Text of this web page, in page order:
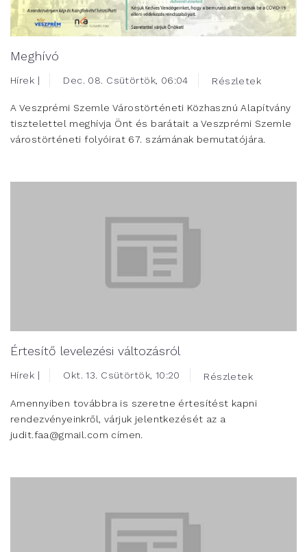
Meghívó
Hírek | Dec. 08. Csütörtök, 06:04 Részletek
A Veszprémi Szemle Várostörténeti Közhasznú Alapítvány
tisztelettel meghívja Önt és barátait a Veszprémi Szemle
várostörténeti folyóirat 67. számának bemutatójára.
Értesítő levelezési változásról
Hírek | Okt. 13. Csütörtök, 10:20 Részletek
Amennyiben továbbra is szeretne értesítést kapni
rendezvényeinkről, várjuk jelentkezését az a
judit.faa@gmail.com címen.